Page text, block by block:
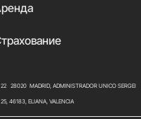
28020 MADRID, ADMINISTRADOR UNICO SERGEI
46183, ELIANA, VALENCIA